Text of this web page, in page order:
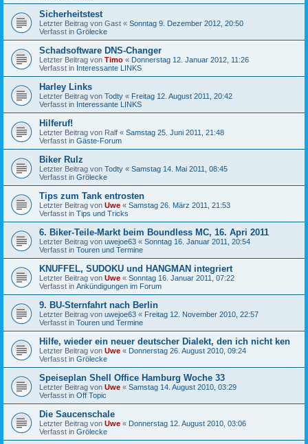
Sicherheitstest
Letzter Beitrag von Gast « Sonntag 9. Dezember 2012, 20:50
Verfasst in Grölecke
Schadsoftware DNS-Changer
Letzter Beitrag von Timo « Donnerstag 12. Januar 2012, 11:26
Verfasst in Interessante LINKS
Harley Links
Letzter Beitrag von Todty « Freitag 12. August 2011, 20:42
Verfasst in Interessante LINKS
Hilferuf!
Letzter Beitrag von Ralf « Samstag 25. Juni 2011, 21:48
Verfasst in Gäste-Forum
Biker Rulz
Letzter Beitrag von Todty « Samstag 14. Mai 2011, 08:45
Verfasst in Grölecke
Tips zum Tank entrosten
Letzter Beitrag von Uwe « Samstag 26. März 2011, 21:53
Verfasst in Tips und Tricks
6. Biker-Teile-Markt beim Boundless MC, 16. Apri 2011
Letzter Beitrag von uwejoe63 « Sonntag 16. Januar 2011, 20:54
Verfasst in Touren und Termine
KNUFFEL, SUDOKU und HANGMAN integriert
Letzter Beitrag von Uwe « Sonntag 16. Januar 2011, 07:22
Verfasst in Ankündigungen im Forum
9. BU-Sternfahrt nach Berlin
Letzter Beitrag von uwejoe63 « Freitag 12. November 2010, 22:57
Verfasst in Touren und Termine
Hilfe, wieder ein neuer deutscher Dialekt, den ich nicht ken
Letzter Beitrag von Uwe « Donnerstag 26. August 2010, 09:24
Verfasst in Grölecke
Speiseplan Shell Office Hamburg Woche 33
Letzter Beitrag von Uwe « Samstag 14. August 2010, 03:29
Verfasst in Off Topic
Die Saucenschale
Letzter Beitrag von Uwe « Donnerstag 12. August 2010, 03:06
Verfasst in Grölecke